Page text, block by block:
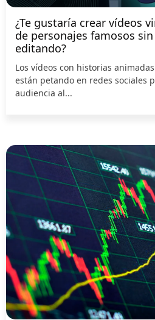
¿Te gustaría crear vídeos
de personajes famosos
editando?
Los vídeos con historias
están petando en redes sociales
audiencia al...